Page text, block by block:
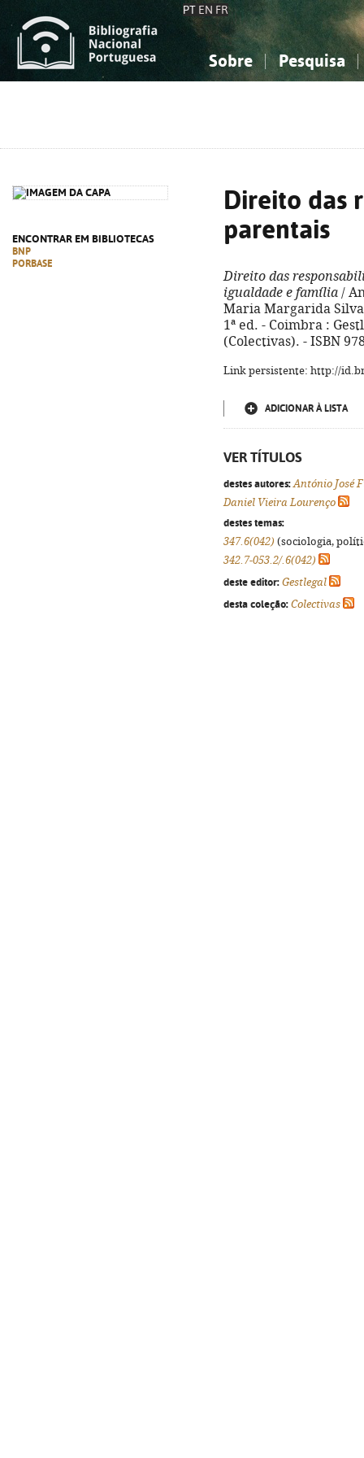
PT EN FR
Sobre Pesquisa
ENCONTRAR EM BIBLIOTECAS
BNP
PORBASE
Direito das
parentais
Direito das
igualdade e família /
Maria Margarida
1ª ed. - Coimbra :
(Colectivas). - ISBN
Link persistente: http://
ADICIONAR À LISTA
VER TÍTULOS
destes autores: António José
Daniel Vieira Lourenço
destes temas:
347.6(042) (sociologia,
342.7-053.2/.6(042)
deste editor: Gestlegal
desta coleção: Colectivas